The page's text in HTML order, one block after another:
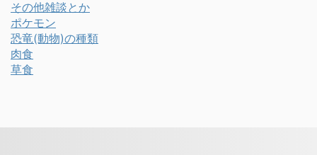
その他雑談とか
ポケモン
恐竜(動物)の種類
肉食
草食